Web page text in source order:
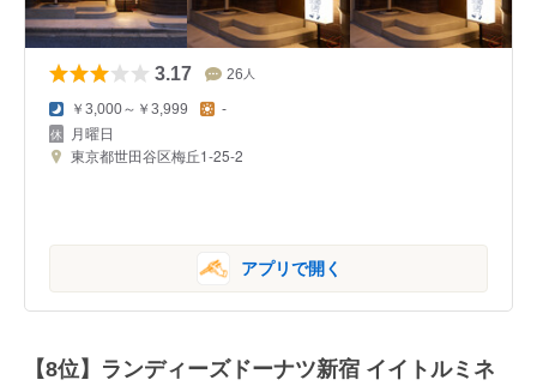
3.17 26 人
￥3,000～￥3,999 -
月曜日
東京都世田谷区梅丘1-25-2
アプリで開く
【8位】ランディーズドーナツ新宿 イイトルミネ